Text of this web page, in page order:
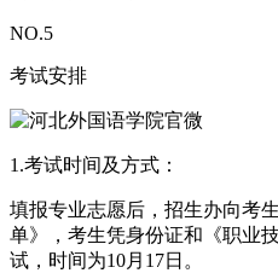
NO.5
考试安排
1.考试时间及方式：
填报专业志愿后，招生办向考
单》，考生凭身份证和《职业
试，时间为10月17日。